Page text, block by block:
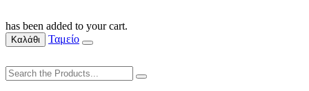
has been added to your cart.
Καλάθι Ταμείο